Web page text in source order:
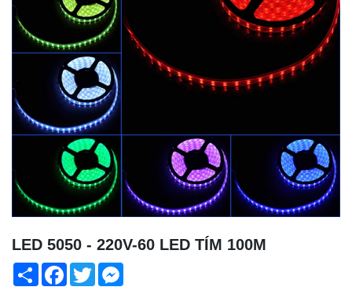
LED 5050 - 220V-60 LED TÍM 100M
Share Facebook
Twitter